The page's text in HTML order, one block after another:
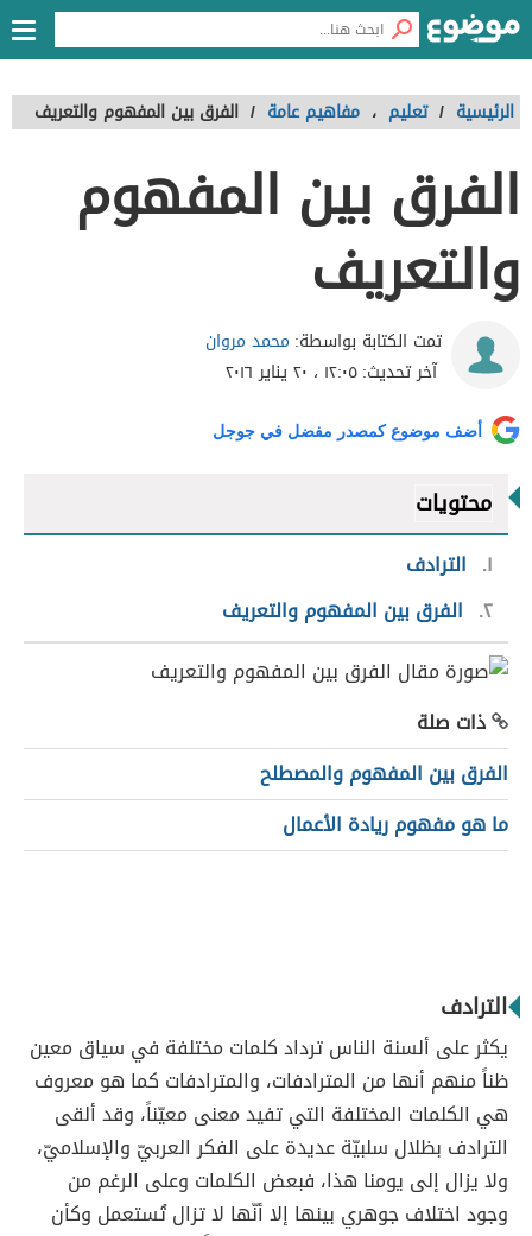
الرئيسية / تعليم ، مفاهيم عامة / الفرق بين المفهوم والتعريف
الفرق بين المفهوم
والتعريف
تمت الكتابة بواسطة: محمد مروان
آخر تحديث:١٢:٠٥ ، ٢٠ يناير ٢٠١٦
أضف موضوع كمصدر مفضل في جوجل
محتويات
١
الترادف
٢ الفرق بين المفهوم والتعريف
ذات صلة
الفرق بين المفهوم والمصطلح
ما هو مفهوم ريادة الأعمال
الترادف
يكثر على ألسنة الناس ترداد كلمات مختلفة في سياق معين
ظناً منهم أنها من المترادفات، والمترادفات كما هو معروف
هي الكلمات المختلفة التي تفيد معنى معيّناً، وقد ألقى
الترادف بظلال سلبيّة عديدة على الفكر العربيّ والإسلاميّ،
ولا يزال إلى يومنا هذا، فبعض الكلمات وعلى الرغم من
وجود اختلاف جوهري بينها إلا أنّها لا تزال تُستعمل وكأن